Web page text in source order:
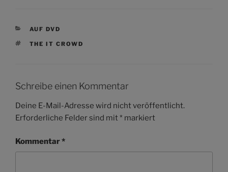
KATEGORIEN
AUF DVD
SCHLAGWÖRTER
THE IT CROWD
Schreibe einen Kommentar
Deine E-Mail-Adresse wird nicht veröffentlicht.
Erforderliche Felder sind mit* markiert
Kommentar*